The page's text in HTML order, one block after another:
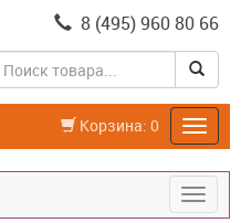
8 (495) 960 80 66
Корзина: 0